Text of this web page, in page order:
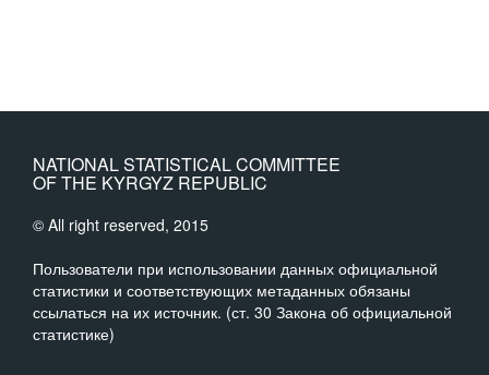
NATIONAL STATISTICAL COMMITTEE
OF THE KYRGYZ REPUBLIC
© All right reserved, 2015
Пользователи при использовании данных официальной
статистики и соответствующих метаданных обязаны
ссылаться на их источник. (ст. 30 Закона об официальной
статистике)